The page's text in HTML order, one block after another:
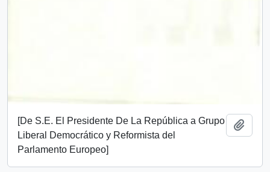
[De S.E. El Presidente De La República a Grupo
Liberal Democrático y Reformista del
Parlamento Europeo]